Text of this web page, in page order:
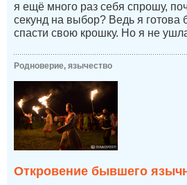
я ещё много раз себя спрошу,
секунд на выбор? Ведь я готова
спасти свою крошку. Но я не
Родноверие, язычество
Откровение бывшего